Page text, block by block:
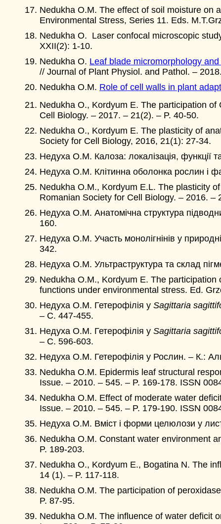
Nedukha O.M. The effect of soil moisture on
Environmental Stress, Series 11. Eds.
Nedukha O. Laser confocal microscopic
ХХІІ(2): 1-10.
Nedukha O. Leaf blade micromorphology
// Journal of Plant Physiol. and Pathol. –
Nedukha O.M. Role of cell walls in plant
Nedukha O., Kordyum E. The participation of
Cell Biology. – 2017. – 21(2). – P. 40-50.
Nedukha O., Kordyum E. The plasticity of
Society for Cell Biology, 2016, 21(1): 27-34.
Недуха О.М. Калоза: локалізація, функції
Недуха О.М. Клітинна оболонка рослин і
Nedukha O.M., Kordyum E.L. The plasticity
Romanian Society for Cell Biology. – 2016. –
Недуха О.М. Анатомічна структура
160.
Недуха О.М. Участь монолігнінів у
342.
Недуха О.М. Ультраструктура та склад
Nedukha O.M., Kordyum E. The
functions under environmental stress. Ed.
Недуха О.М. Гетерофілія у Sagittaria
– C. 447-455.
Недуха О.М. Гетерофілія у Sagittaria
– C. 596-603.
Недуха О.М. Гетерофілія у Рослин. – К.:
Nedukha O.M. Epidermis leaf structural
Issue. – 2010. – 545. – P. 169-178. ISSN
Nedukha O.M. Effect of moderate water
Issue. – 2010. – 545. – P. 179-190. ISSN
Недуха О.М. Вміст і форми целюлози у
Nedukha O.M. Constant water environment
P. 189-203.
Nedukha O., Kordyum E., Bogatina N. The
14 (1). – P. 117-118.
Nedukha O.M. The participation of
P. 87-95.
Nedukha O.M. The influence of water deficit